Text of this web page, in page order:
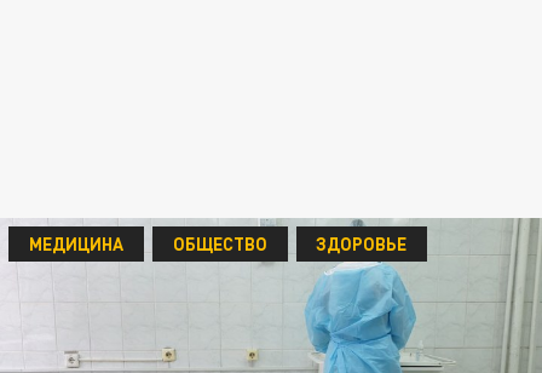
МЕДИЦИНА ОБЩЕСТВО ЗДОРОВЬЕ